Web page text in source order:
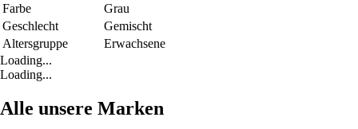
Farbe
Grau
Geschlecht
Gemischt
Altersgruppe
Erwachsene
Loading...
Loading...
Alle unsere Marken